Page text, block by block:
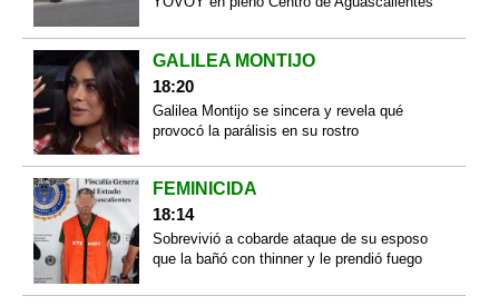
GALILEA MONTIJO
18:20
Galilea Montijo se sincera y revela qué
provocó la parálisis en su rostro
FEMINICIDA
18:14
Sobrevivió a cobarde ataque de su esposo
que la bañó con thinner y le prendió fuego